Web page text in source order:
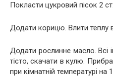
Покласти цукровий пісок 2
Додати корицю. Влити теплу
Додати рослинне масло. Всі
тісто, скачати в кулю.
при кімнатній температурі на